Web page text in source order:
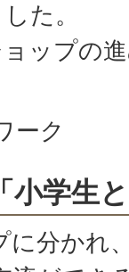
た。
ップの
ーク
小学生
に分かれ